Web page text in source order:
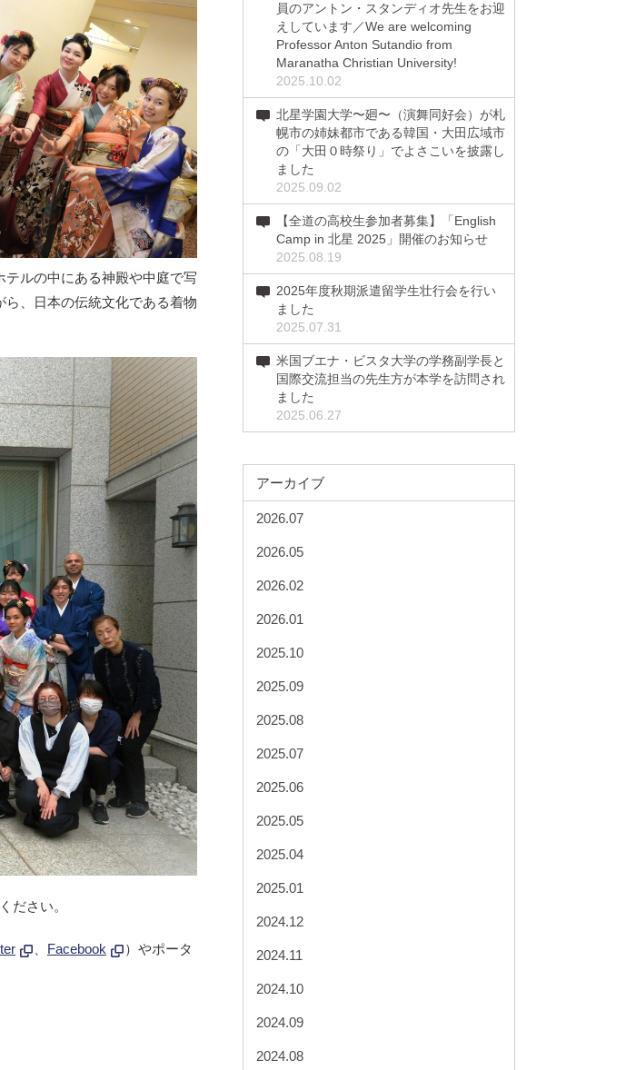
ルの中にある神殿や中庭で写
、日本の伝統文化である着物
ださい。
Facebook
）やポータ
員のアントン・スタンディオ先生をお迎
えしています／We are welcoming
Professor Anton Sutandio from
Maranatha Christian University!
2025.10.02
北星学園大学〜廻〜（演舞同好会）が札
幌市の姉妹都市である韓国・大田広域市
の「大田０時祭り」でよさこいを披露し
ました
2025.09.02
【全道の高校生参加者募集】「English
Camp in 北星 2025」開催のお知らせ
2025.08.19
2025年度秋期派遣留学生壮行会を行い
ました
2025.07.31
米国ブエナ・ビスタ大学の学務副学長と
国際交流担当の先生方が本学を訪問され
ました
2025.06.27
アーカイブ
2026.07
2026.05
2026.02
2026.01
2025.10
2025.09
2025.08
2025.07
2025.06
2025.05
2025.04
2025.01
2024.12
2024.11
2024.10
2024.09
2024.08